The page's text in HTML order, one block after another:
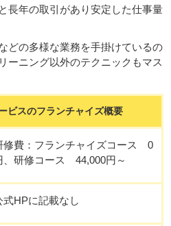
長年の取引があり安定した仕事量
どの多様な業務を手掛けているの
ーニング以外のテクニックもマス
ビスのフランチャイズ概要
修費：フランチャイズコース 0
、研修コース 44,000円～
式HPに記載なし